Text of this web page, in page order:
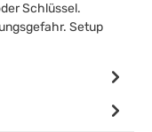
Schlüssel.
Setup